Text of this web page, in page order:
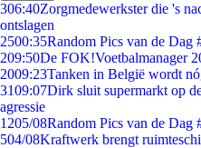
306:40Zorgmedewerkster die 's
ontslagen
2500:35Random Pics van de Dag
209:50De FOK!Voetbalmanager
2009:23Tanken in België wordt
3109:07Dirk sluit supermarkt op
agressie
1205/08Random Pics van de Dag
504/08Kraftwerk brengt